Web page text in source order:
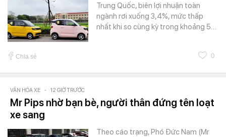
Trung Quốc, biên lợi nhuận toàn
ngành rơi xuống 3,4%, mức thấp
nhất khi so cùng kỳ trong khoảng 5…
Chia sẻ 0
VĂN HÓA XE - 12 GIỜ TRƯỚC
Mr Pips nhờ bạn bè, người thân đứng tên loạt
xe sang
Theo cáo trạng, Phó Đức Nam (Mr